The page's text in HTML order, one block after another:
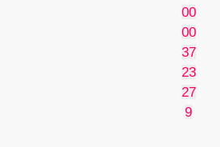
00
00
37
23
27
9